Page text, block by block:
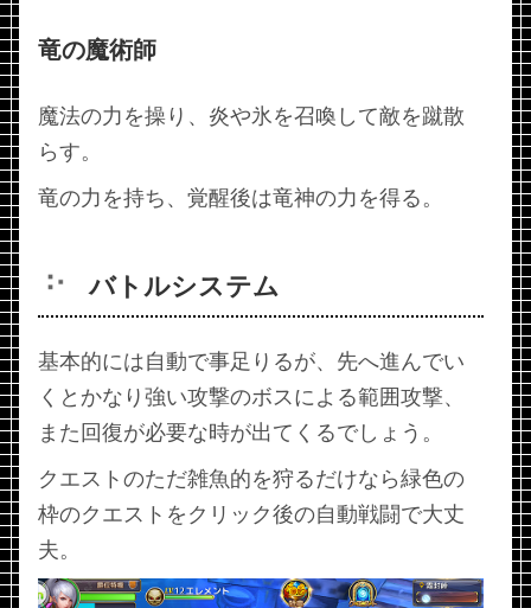
竜の魔術師
魔法の力を操り、炎や氷を召喚して敵を蹴散
らす。
竜の力を持ち、覚醒後は竜神の力を得る。
バトルシステム
基本的には自動で事足りるが、先へ進んでい
くとかなり強い攻撃のボスによる範囲攻撃、
また回復が必要な時が出てくるでしょう。
クエストのただ雑魚的を狩るだけなら緑色の
枠のクエストをクリック後の自動戦闘で大丈
夫。